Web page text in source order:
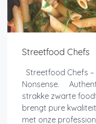
Streetfood Chefs
Streetfood Chefs
Nonsense.
strakke zwarte
brengt pure
met onze